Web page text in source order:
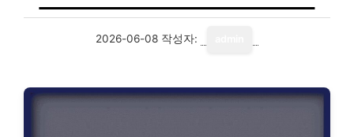
2026-06-08 작성자: